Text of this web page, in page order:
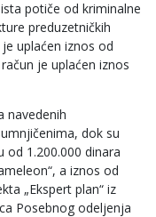
potiče od kriminalne
preduzetničkih
uplaćen iznos od
je uplaćen iznos
navedenih
dok su
1.200.000 dinara
a iznos od
„Ekspert plan“ iz
Posebnog odeljenja